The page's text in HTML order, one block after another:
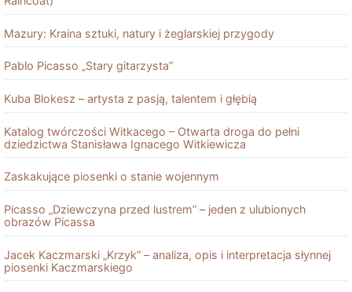
Mazury: Kraina sztuki, natury i żeglarskiej przygody
Pablo Picasso „Stary gitarzysta”
Kuba Blokesz – artysta z pasją, talentem i głębią
Katalog twórczości Witkacego – Otwarta droga do pełni
dziedzictwa Stanisława Ignacego Witkiewicza
Zaskakujące piosenki o stanie wojennym
Picasso „Dziewczyna przed lustrem” – jeden z ulubionych
obrazów Picassa
Jacek Kaczmarski „Krzyk” – analiza, opis i interpretacja słynnej
piosenki Kaczmarskiego